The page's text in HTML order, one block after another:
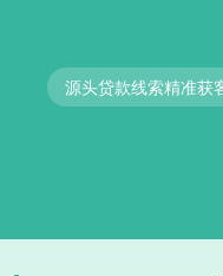
源头贷款线索精准获